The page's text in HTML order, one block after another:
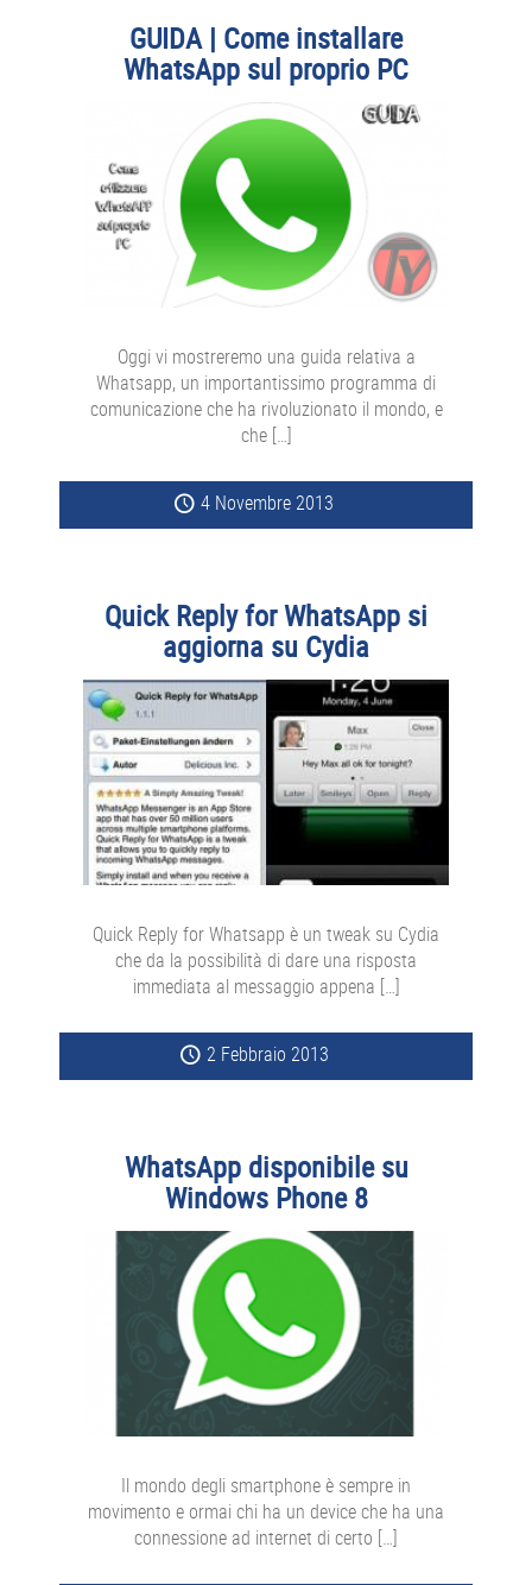
GUIDA | Come installare
WhatsApp sul proprio PC
Oggi vi mostreremo una guida relativa a
Whatsapp, un importantissimo programma di
comunicazione che ha rivoluzionato il mondo, e
che […]
4 Novembre 2013
Quick Reply for WhatsApp si
aggiorna su Cydia
Quick Reply for Whatsapp è un tweak su Cydia
che da la possibilità di dare una risposta
immediata al messaggio appena […]
2 Febbraio 2013
WhatsApp disponibile su
Windows Phone 8
Il mondo degli smartphone è sempre in
movimento e ormai chi ha un device che ha una
connessione ad internet di certo […]